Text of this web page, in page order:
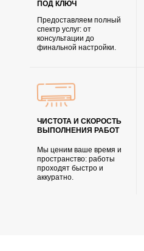
ПОД КЛЮЧ
ЧИСТОТА И СКОРОСТЬ
ВЫПОЛНЕНИЯ РАБОТ
Предоставляем полный
спектр услуг: от
консультации до
финальной настройки.
Мы ценим ваше время и
пространство: работы
проходят быстро и
аккуратно.